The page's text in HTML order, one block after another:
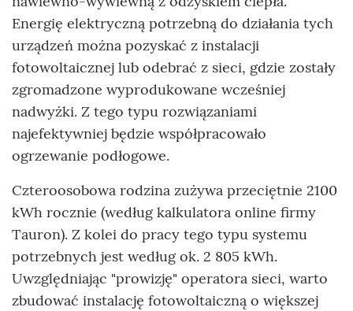
Energię elektryczną potrzebną do działania tych
urządzeń można pozyskać z instalacji
fotowoltaicznej lub odebrać z sieci, gdzie zostały
zgromadzone wyprodukowane wcześniej
nadwyżki. Z tego typu rozwiązaniami
najefektywniej będzie współpracowało
ogrzewanie podłogowe.
Czteroosobowa rodzina zużywa przeciętnie 2100
kWh rocznie (według kalkulatora online firmy
Tauron). Z kolei do pracy tego typu systemu
potrzebnych jest według ok. 2 805 kWh.
Uwzględniając "prowizję" operatora sieci, warto
zbudować instalację fotowoltaiczną o większej